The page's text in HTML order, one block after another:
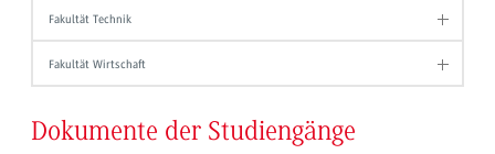
Fakultät Technik
Fakultät Wirtschaft
Dokumente der Studiengänge